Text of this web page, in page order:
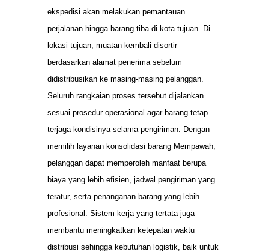
ekspedisi akan melakukan pemantauan
perjalanan hingga barang tiba di kota tujuan. Di
lokasi tujuan, muatan kembali disortir
berdasarkan alamat penerima sebelum
didistribusikan ke masing-masing pelanggan.
Seluruh rangkaian proses tersebut dijalankan
sesuai prosedur operasional agar barang tetap
terjaga kondisinya selama pengiriman. Dengan
memilih layanan konsolidasi barang Mempawah,
pelanggan dapat memperoleh manfaat berupa
biaya yang lebih efisien, jadwal pengiriman yang
teratur, serta penanganan barang yang lebih
profesional. Sistem kerja yang tertata juga
membantu meningkatkan ketepatan waktu
distribusi sehingga kebutuhan logistik, baik untuk